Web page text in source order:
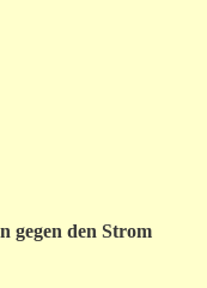
gegen den Strom